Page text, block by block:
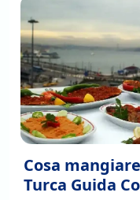
Cosa
Turca Guida